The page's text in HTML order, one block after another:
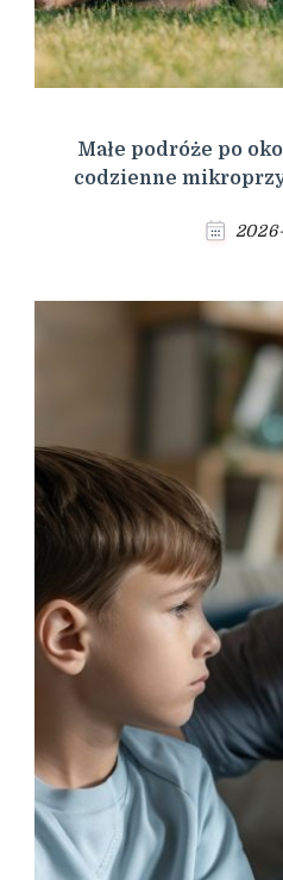
Małe podróże po
codzienne